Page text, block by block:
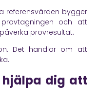
referensvärden bygger
och att
provresultat.
Det handlar om att
hjälpa dig att